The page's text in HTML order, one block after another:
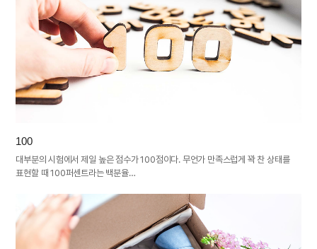
100
대부분의 시험에서 제일 높은 점수가 100점이다. 무언가 만족스럽게 꽉 찬 상태를
표현할 때 100퍼센트라는 백분율…